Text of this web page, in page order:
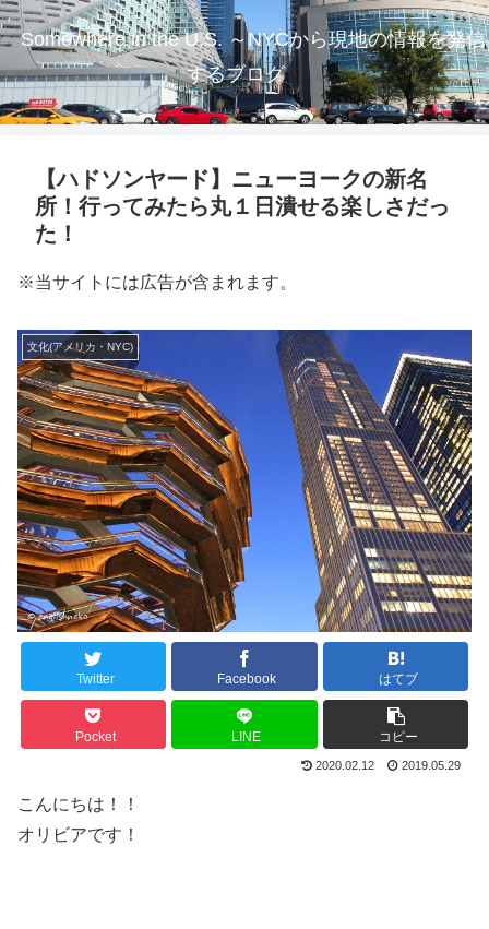
Somewhere in the U.S. ～NYCから現地の情報を発信
するブログ
【ハドソンヤード】ニューヨークの新名
所！行ってみたら丸１日潰せる楽しさだっ
た！
※当サイトには広告が含まれます。
文化(アメリカ・NYC)
Twitter Facebook はてブ
Pocket LINE コピー
2020.02.12 2019.05.29
こんにちは！！
オリビアです！